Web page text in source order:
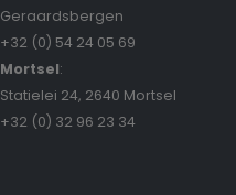
Geraardsbergen
+32 (0) 54 24 05 69
Mortsel:
Statielei 24, 2640 Mortsel
+32 (0) 32 96 23 34